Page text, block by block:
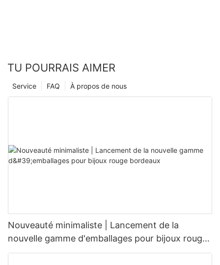
TU POURRAIS AIMER
À propos de nous
FAQ
Service
Nouveauté minimaliste | Lancement de la
nouvelle gamme d'emballages pour bijoux rouge
bordeaux